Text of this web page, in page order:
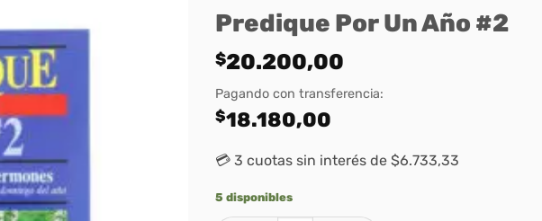
Predique Por Un Año #2
$20.200,00
Pagando con transferencia:
$18.180,00
💳 3 cuotas sin interés de $6.733,33
5 disponibles